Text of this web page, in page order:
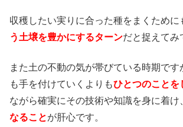
収穫したい実りに合った種をまくために
う土壌を豊かにするターンだと捉えてみ
また土の不動の気が帯びている時期で
も手を付けていくよりもひとつのことを
ながら確実にその技術や知識を身に着け
なることが肝心です。